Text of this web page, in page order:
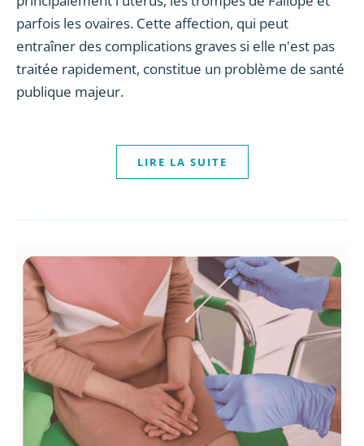
parfois les ovaires. Cette affection, qui peut
entraîner des complications graves si elle n'est pas
traitée rapidement, constitue un problème de santé
publique majeur.
LIRE LA SUITE